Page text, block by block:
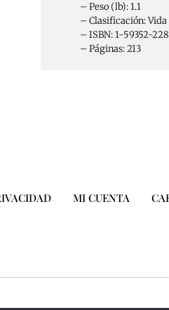
– Peso (lb): 1.1
– Clasificación: Vida
– ISBN: 1-59352-
– Páginas: 213
MI CUENTA